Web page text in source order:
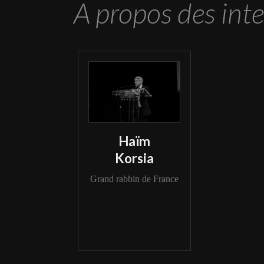
A propos des
Haïm
Korsia
Grand rabbin de France